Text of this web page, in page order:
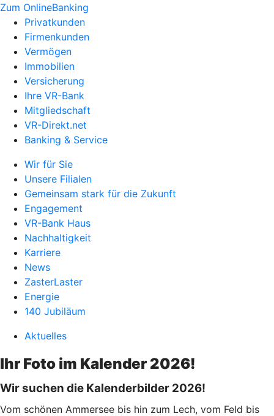
Zum OnlineBanking
Privatkunden
Firmenkunden
Vermögen
Immobilien
Versicherung
Ihre VR-Bank
Mitgliedschaft
VR-Direkt.net
Banking & Service
Wir für Sie
Unsere Filialen
Gemeinsam stark für die Zukunft
Engagement
VR-Bank Haus
Nachhaltigkeit
Karriere
News
ZasterLaster
Energie
140 Jubiläum
Aktuelles
Ihr Foto im Kalender 2026!
Wir suchen die Kalenderbilder 2026!
Vom schönen Ammersee bis hin zum Lech, vom Feld bis